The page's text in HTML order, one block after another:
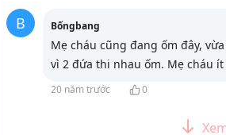
B Bốngbang
Mẹ cháu cũng đang ốm đây,
vì 2 đứa thi nhau ốm. Mẹ cháu
20 năm trước 0